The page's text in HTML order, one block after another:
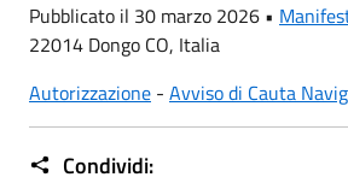
Pubblicato il 30 marzo 2026 •
22014 Dongo CO, Italia
Autorizzazione - Avviso di Cauta
Condividi: